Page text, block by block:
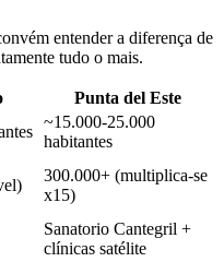
entender a diferença de
tudo o mais.
Punta del Este
~15.000-25.000
habitantes
300.000+ (multiplica-se
x15)
Sanatorio Cantegril +
clínicas satélite